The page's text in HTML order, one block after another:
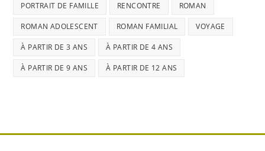
PORTRAIT DE FAMILLE RENCONTRE ROMAN
ROMAN ADOLESCENT ROMAN FAMILIAL VOYAGE
À PARTIR DE 3 ANS À PARTIR DE 4 ANS
À PARTIR DE 9 ANS À PARTIR DE 12 ANS